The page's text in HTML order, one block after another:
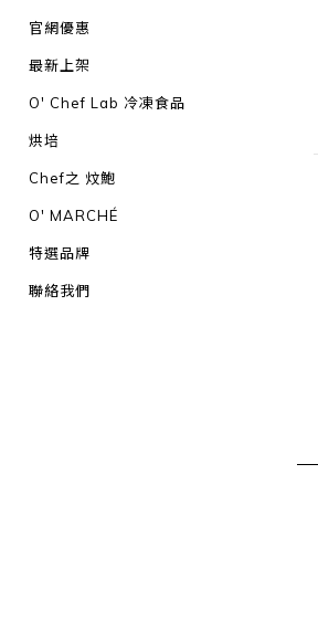
官網優惠
最新上架
O' Chef Lab 冷凍食品
烘培
Chef之 炆鮑
O' MARCHÉ
特選品牌
聯絡我們